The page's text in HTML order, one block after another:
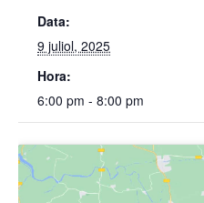
Data:
9 juliol, 2025
Hora:
6:00 pm - 8:00 pm